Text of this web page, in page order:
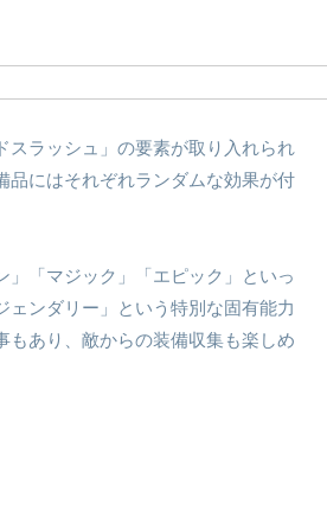
スラッシュ」の要素が取り入れられ
品にはそれぞれランダムな効果が付
」「マジック」「エピック」といっ
ェンダリー」という特別な固有能力
もあり、敵からの装備収集も楽しめ